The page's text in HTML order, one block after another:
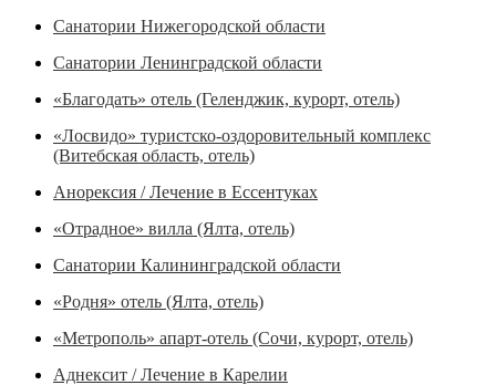
Санатории Нижегородской области
Санатории Ленинградской области
«Благодать» отель (Геленджик, курорт, отель)
«Лосвидо» туристско-оздоровительный комплекс
(Витебская область, отель)
Анорексия / Лечение в Ессентуках
«Отрадное» вилла (Ялта, отель)
Санатории Калининградской области
«Родня» отель (Ялта, отель)
«Метрополь» апарт-отель (Сочи, курорт, отель)
Аднексит / Лечение в Карелии